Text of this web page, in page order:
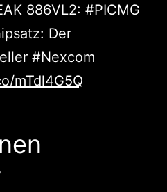
886VL2: #PICMG
Der
#Nexcom
mTdl4G5Q